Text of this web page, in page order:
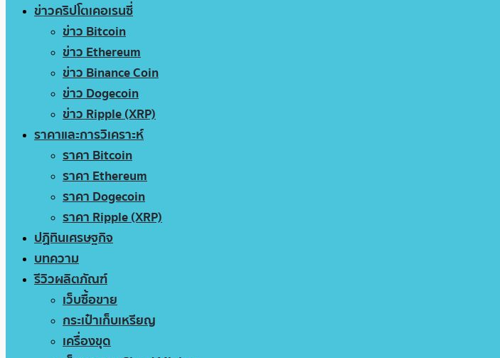
ข่าวคริปโตเคอเรนซี่
ข่าว Bitcoin
ข่าว Ethereum
ข่าว Binance Coin
ข่าว Dogecoin
ข่าว Ripple (XRP)
ราคาและการวิเคราะห์
ราคา Bitcoin
ราคา Ethereum
ราคา Dogecoin
ราคา Ripple (XRP)
ปฏิทินเศรษฐกิจ
บทความ
รีวิวผลิตภัณฑ์
เว็บซื้อขาย
กระเป๋าเก็บเหรียญ
เครื่องขุด